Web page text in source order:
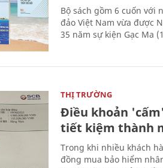
Bộ sách gồm 6 cuốn
đảo Việt Nam vừa được
35 năm sự kiện Gạc Ma
THỊ TRƯỜNG
Điều khoản
tiết kiệm thành
Trong khi nhiều khách
đồng mua bảo hiểm